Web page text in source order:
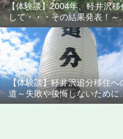
【体験談】2004年、軽井沢移
して・・・その結果発表！～
敗や後悔しないために知って
きたいこと
【体験談】軽井沢追分移住へ
道～失敗や後悔しないために
っておきたいこと